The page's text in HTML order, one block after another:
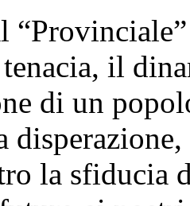
il
di un
la sfiducia